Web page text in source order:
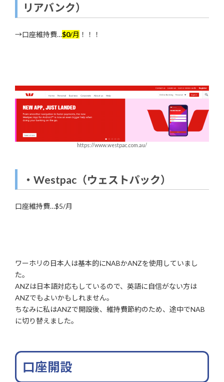
リアバンク）
→口座維持費…$0/月 ！！！
https://www.westpac.com.au/
・ Westpac（ウェストパック）
口座維持費…$5/月
ワーホリの日本人は基本的にNABかANZを使用していまし
た。
ANZは日本語対応もしているので、英語に自信がない方は
ANZでもよいかもしれません。
ちなみに私はANZで開設後、維持費節約のため、途中でNAB
に切り替えました。
口座開設